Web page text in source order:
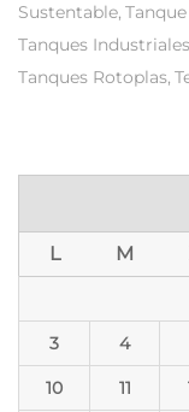
Sustentable
Tanques Industriales
Tanques Rotoplas
L M
3 4
10 11